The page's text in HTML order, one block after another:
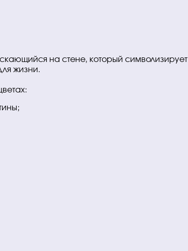
на стене, который символизирует
жизни.